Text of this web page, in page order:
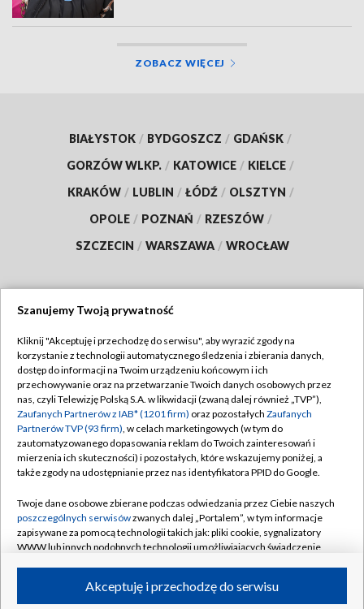
ZOBACZ WIĘCEJ
BIAŁYSTOK / BYDGOSZCZ / GDAŃSK /
GORZÓW WLKP. / KATOWICE / KIELCE /
KRAKÓW / LUBLIN / ŁÓDŹ / OLSZTYN /
OPOLE / POZNAŃ / RZESZÓW /
SZCZECIN / WARSZAWA / WROCŁAW
TVP
Abonament TVP
Emisja w TVP
Centrum informacji TVP
Naziemna Telewizja Cyfrowa
Rada Programowa
System NOS
Informacje o nadawcy
Program dla prasy
Regulamin TVP
Polityka prywatności
Moje zgody
Pomoc
Kontakt
Kanały
Szanujemy Twoją prywatność
Kliknij "Akceptuję i przechodzę do serwisu", aby wyrazić zgody na
korzystanie z technologii automatycznego śledzenia i zbierania danych,
dostęp do informacji na Twoim urządzeniu końcowym i ich
przechowywanie oraz na przetwarzanie Twoich danych osobowych przez
nas, czyli Telewizję Polską S.A. w likwidacji (zwaną dalej również „TVP”),
Zaufanych Partnerów z IAB* (1201 firm) oraz pozostałych Zaufanych
Partnerów TVP (93 firm), w celach marketingowych (w tym do
zautomatyzowanego dopasowania reklam do Twoich zainteresowań i
mierzenia ich skuteczności) i pozostałych, które wskazujemy poniżej, a
także zgody na udostępnianie przez nas identyfikatora PPID do Google.
Twoje dane osobowe zbierane podczas odwiedzania przez Ciebie naszych
poszczególnych serwisówzwanych dalej „Portalem”, w tym informacje
zapisywane za pomocą technologii takich jak: pliki cookie, sygnalizatory
WWW lub innych podobnych technologii umożliwiających świadczenie
ruchu w Internecie.Akceptuję i przechodzę do serwisu